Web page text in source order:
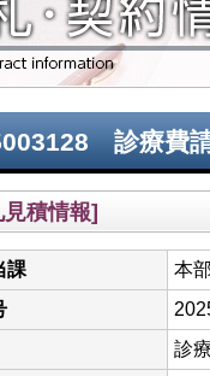
診療費
積情報]
課
本
診